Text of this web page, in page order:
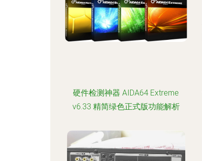
硬件检测神器 AIDA64 Extreme
v6.33 精简绿色正式版功能解析